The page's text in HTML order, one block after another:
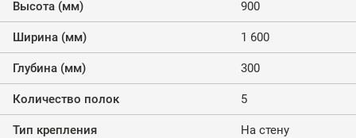
Высота (мм) 900
Ширина (мм) 1 600
Глубина (мм) 300
Количество полок 5
Тип крепления На стену